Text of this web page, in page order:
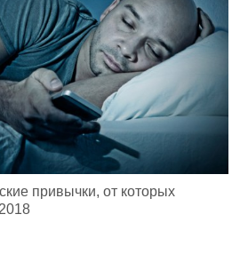
привычки, от которых